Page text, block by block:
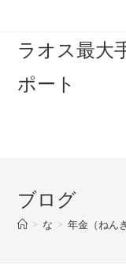
ラオス最大
ポート
ブログ
> な > 年金（ねん